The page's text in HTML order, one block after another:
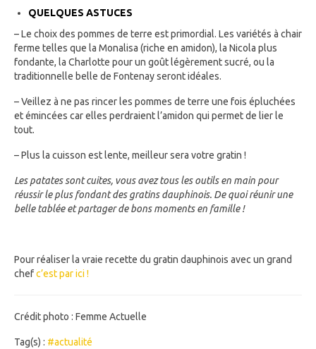
QUELQUES ASTUCES
– Le choix des pommes de terre est primordial. Les variétés à chair
ferme telles que la Monalisa (riche en amidon), la Nicola plus
fondante, la Charlotte pour un goût légèrement sucré, ou la
traditionnelle belle de Fontenay seront idéales.
– Veillez à ne pas rincer les pommes de terre une fois épluchées
et émincées car elles perdraient l’amidon qui permet de lier le
tout.
– Plus la cuisson est lente, meilleur sera votre gratin !
Les patates sont cuites, vous avez tous les outils en main pour
réussir le plus fondant des gratins dauphinois. De quoi réunir une
belle tablée et partager de bons moments en famille !
Pour réaliser la vraie recette du gratin dauphinois avec un grand
chefc’est par ici !
Crédit photo : Femme Actuelle
Tag(s) : #actualité